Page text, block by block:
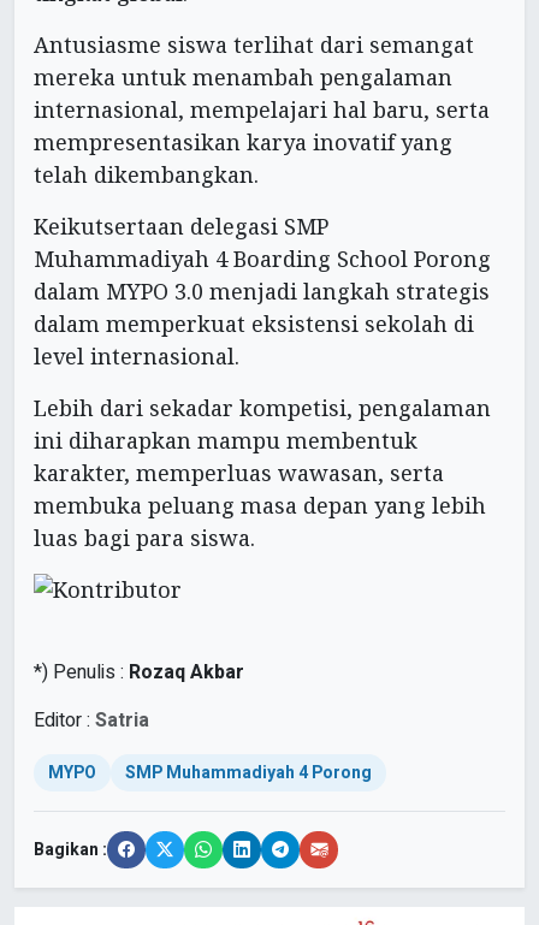
Antusiasme siswa terlihat dari semangat
mereka untuk menambah pengalaman
internasional, mempelajari hal baru, serta
mempresentasikan karya inovatif yang
telah dikembangkan.
Keikutsertaan delegasi SMP
Muhammadiyah 4 Boarding School Porong
dalam MYPO 3.0 menjadi langkah strategis
dalam memperkuat eksistensi sekolah di
level internasional.
Lebih dari sekadar kompetisi, pengalaman
ini diharapkan mampu membentuk
karakter, memperluas wawasan, serta
membuka peluang masa depan yang lebih
luas bagi para siswa.
*) Penulis : Rozaq Akbar
Editor : Satria
MYPO SMP Muhammadiyah 4 Porong
Bagikan :